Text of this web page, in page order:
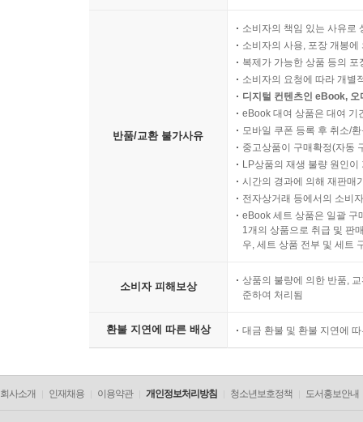
사위의송四威儀頌 ......... 259
태고 화상에게 부치는 편지 寄大古和尙書 ......... 261
정승 윤환에게 올리는 편지 上尹政承書【桓】
군수軍須(軍需) 담당 재신 이구에게 올리는 편지
재신 인안에게 올리는 편지 上印宰臣【安】書
다시 편지를 올림 又書 ......... 268
신광사 총장로께서 보내온 부채에 답하는 편지 答
신광사 장로가 『능엄경』을 구함에 답하는 편지
예원 선교총통 찬영에게 답하는 편지 答芮院禪敎
신광사 장로 축탄에게 올린 편지 上神光長老【竺
요선 선인에게 부치는 편지 寄示了禪禪人書 .........
희심 사주에게 보내는 편지 示希?社主書 ......... 283
승통 공선에게 부치는 편지 寄【公宣】僧統書
내불당의 감주 천호 장로에게 부치는 편지 寄內佛
이 상공에게 부치는 편지 示李相公書 ......... 294
반품/교환 불가사유
소비자의 책임 있는 사유로
소비자의 사용, 포장 개봉
복제가 가능한 상품 등의
소비자의 요청에 따라 개별
디지털 컨텐츠인 eBook,
eBook 대여 상품은 대여 기
모바일 쿠폰 등록 후 취소/
중고상품이 구매확정(자동
LP상품의 재생 불량 원인
시간의 경과에 의해 재판매
전자상거래 등에서의 소비
eBook 세트 상품은 일괄 구
1개의 상품으로 취급 및 판
우, 세트 상품 전부 및 세트
소비자 피해보상
상품의 불량에 의한 반품,
준하여 처리됨
환불 지연에 따른 배상 대금 환불 및 환불 지연에
회사소개 인재채용 이용약관 개인정보처리방침 청소년보호정책 도서홍보안내